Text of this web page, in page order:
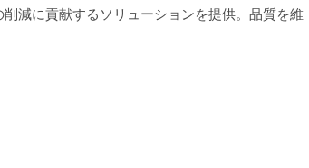
減に貢献するソリューションを提供。品質を維